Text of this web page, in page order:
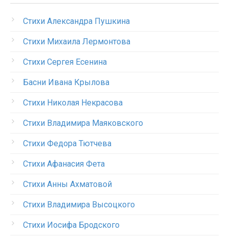
Стихи Александра Пушкина
Стихи Михаила Лермонтова
Стихи Сергея Есенина
Басни Ивана Крылова
Стихи Николая Некрасова
Стихи Владимира Маяковского
Стихи Федора Тютчева
Стихи Афанасия Фета
Стихи Анны Ахматовой
Стихи Владимира Высоцкого
Стихи Иосифа Бродского